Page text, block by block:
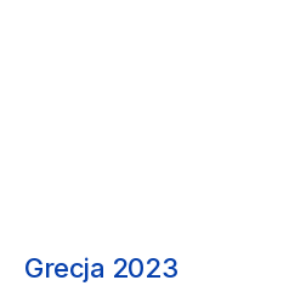
Grecja 2023